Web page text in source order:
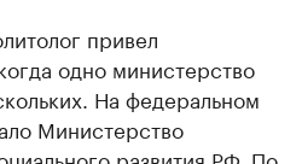
привел
одно министерство
На федеральном
Министерство
развития РФ. По